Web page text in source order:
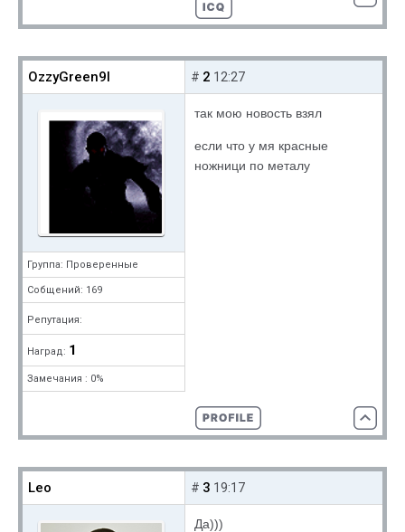
OzzyGreen9I
Группа: Проверенные
Собщений: 169
Репутация:
Наград: 1
Замечания : 0%
# 2 12:27
так мою новость взял
если что у мя красные
ножници по металу
Leo # 3 19:17
Да)))